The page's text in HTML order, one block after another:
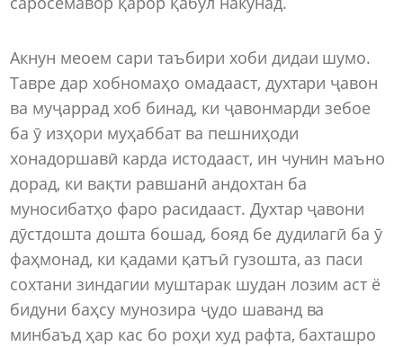
Акнун меоем сари таъбири хоби дидаи шумо.
Тавре дар хобномаҳо омадааст, духтари ҷавон
ва муҷаррад хоб бинад, ки ҷавонмарди зебое
ба ӯ изҳори муҳаббат ва пешниҳоди
хонадоршавӣ карда истодааст, ин чунин маъно
дорад, ки вақти равшанӣ андохтан ба
муносибатҳо фаро расидааст. Духтар ҷавони
дӯстдошта дошта бошад, бояд бе дудилагӣ ба ӯ
фаҳмонад, ки қадами қатъӣ гузошта, аз паси
сохтани зиндагии муштарак шудан лозим аст ё
бидуни баҳсу мунозира ҷудо шаванд ва
минбаъд ҳар кас бо роҳи худ рафта, бахташро